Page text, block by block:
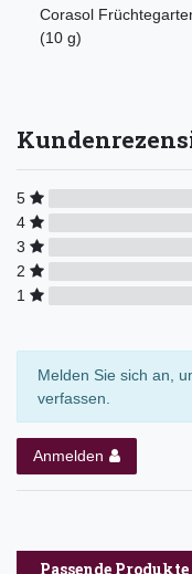
Corasol
(10 g)
5
4
3
2
1
Melden Sie sich an,
verfassen.
Anmelden
Passende Produkte